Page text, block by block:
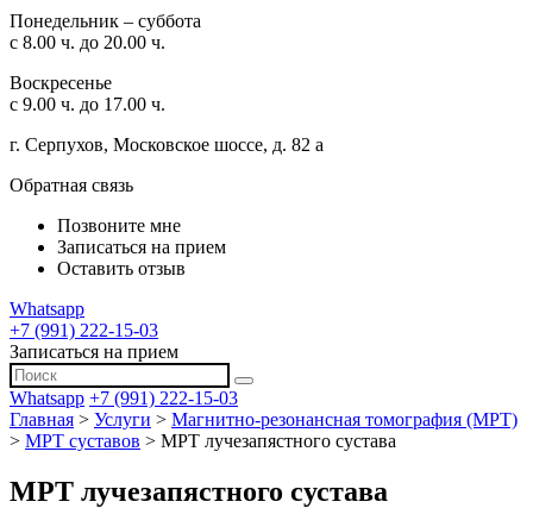
Понедельник – суббота
с 8.00 ч. до 20.00 ч.
Воскресенье
с 9.00 ч. до 17.00 ч.
г. Серпухов, Московское шоссе, д. 82 а
Обратная связь
Позвоните мне
Записаться на прием
Оставить отзыв
Whatsapp
+7 (991) 222-15-03
Записаться на прием
Whatsapp +7 (991) 222-15-03
Главная > Услуги > Магнитно-резонансная томография (МРТ)
> МРТ суставов > МРТ лучезапястного сустава
МРТ лучезапястного сустава